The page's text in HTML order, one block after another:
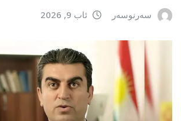
سەرنوسەر ئاب 9, 2026